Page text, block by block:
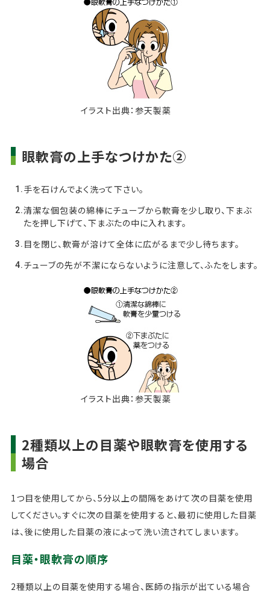
イラスト出典：参天製薬
眼軟膏の上手なつけかた②
手を石けんでよく洗って下さい。
清潔な個包装の綿棒にチューブから軟膏を少し取り、下まぶ
たを押し下げて、下まぶたの中に入れます。
目を閉じ、軟膏が溶けて全体に広がるまで少し待ちます。
チューブの先が不潔にならないように注意して、ふたをします。
イラスト出典：参天製薬
2種類以上の目薬や眼軟膏を使用する
場合
1つ目を使用してから、5分以上の間隔をあけて次の目薬を使用
してください。すぐに次の目薬を使用すると、最初に使用した目薬
は、後に使用した目薬の液によって洗い流されてしまいます。
目薬・眼軟膏の順序
2種類以上の目薬を使用する場合、医師の指示が出ている場合